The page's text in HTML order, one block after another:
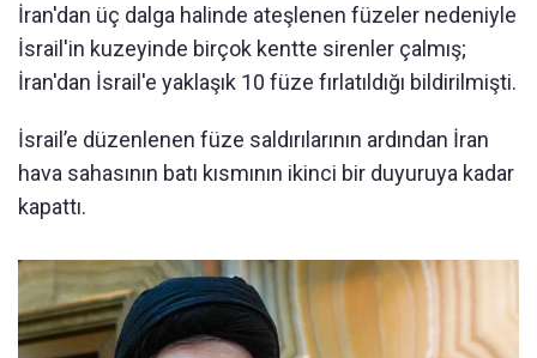
İran'dan üç dalga halinde ateşlenen füzeler nedeniyle
İsrail'in kuzeyinde birçok kentte sirenler çalmış;
İran'dan İsrail'e yaklaşık 10 füze fırlatıldığı bildirilmişti.
İsrail’e düzenlenen füze saldırılarının ardından İran
hava sahasının batı kısmının ikinci bir duyuruya kadar
kapattı.